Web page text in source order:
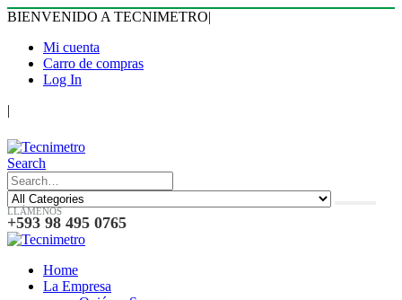
BIENVENIDO A TECNIMETRO|
Mi cuenta
Carro de compras
Log In
|
Search
LLÁMENOS
+593 98 495 0765
Home
La Empresa